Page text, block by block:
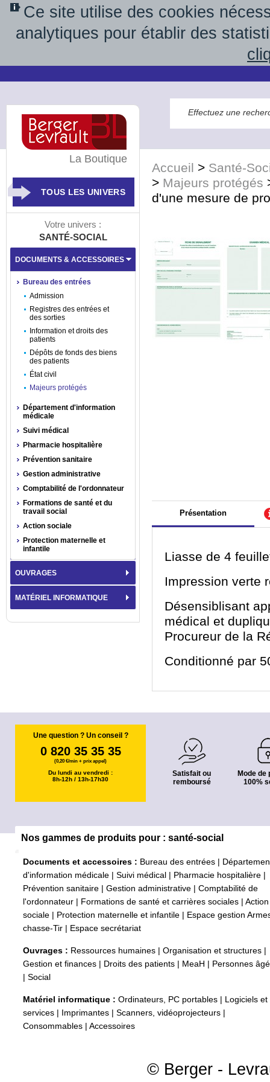
Ce site utilise des cookies
analytiques pour établir des
Accueil > Santé-
> Majeurs protégés
d'une mesure de
Présentation
Liasse de 4
Impression verte
Désensiblisant
médical et
Procureur de la
Conditionné par
La Boutique
TOUS LES UNIVERS
Votre univers :
SANTÉ-SOCIAL
DOCUMENTS & ACCESSOIRES
Bureau des entrées
Admission
Registres des entrées et
des sorties
Information et droits des
patients
Dépôts de fonds des biens
des patients
État civil
Majeurs protégés
Département d'information
médicale
Suivi médical
Pharmacie hospitalière
Prévention sanitaire
Gestion administrative
Comptabilité de l'ordonnateur
Formations de santé et du
travail social
Action sociale
Protection maternelle et
infantile
OUVRAGES
MATÉRIEL INFORMATIQUE
Une question ? Un conseil ?
0 820 35 35 35
(0,20 €/min + prix appel)
Du lundi au vendredi :
8h-12h / 13h-17h30
Satisfait ou
remboursé
Mode de
100%
Nos gammes de produits pour : santé-social
Documents et accessoires : Bureau des entrées
d'information médicale
Suivi médical Pharmacie hospitalière
Prévention sanitaire
Gestion administrative
Comptabilité de
l'ordonnateur
Formations de santé et carrières sociales
Action
sociale
Protection maternelle et infantile
Espace gestion
chasse-Tir
Espace secrétariat
Ouvrages : Ressources humaines Organisation et structures
Gestion et finances
Droits des patients MeaH
Personnes
Social
Matériel informatique : Ordinateurs, PC portables
Logiciels et
services
Imprimantes Scanners, vidéoprojecteurs
Consommables
Accessoires
© Berger -